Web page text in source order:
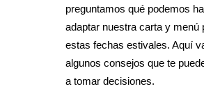
preguntamos qué podemos
adaptar nuestra carta y menú
estas fechas estivales. Aquí
algunos consejos que te
a tomar decisiones.